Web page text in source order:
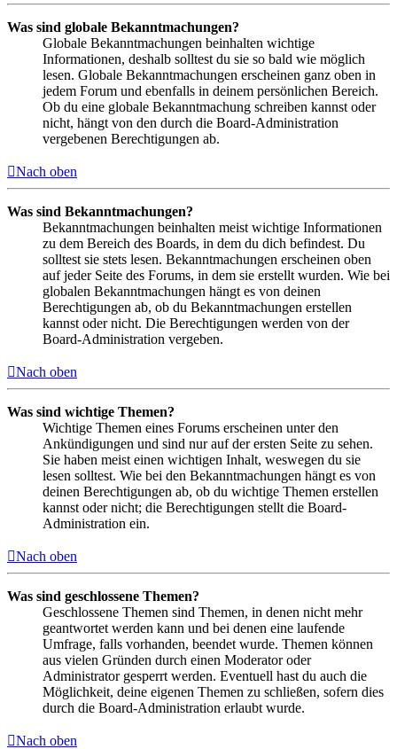
Was sind globale Bekanntmachungen?
Globale Bekanntmachungen beinhalten wichtige
Informationen, deshalb solltest du sie so bald wie möglich
lesen. Globale Bekanntmachungen erscheinen ganz oben in
jedem Forum und ebenfalls in deinem persönlichen Bereich.
Ob du eine globale Bekanntmachung schreiben kannst oder
nicht, hängt von den durch die Board-Administration
vergebenen Berechtigungen ab.
Nach oben
Was sind Bekanntmachungen?
Bekanntmachungen beinhalten meist wichtige Informationen
zu dem Bereich des Boards, in dem du dich befindest. Du
solltest sie stets lesen. Bekanntmachungen erscheinen oben
auf jeder Seite des Forums, in dem sie erstellt wurden. Wie bei
globalen Bekanntmachungen hängt es von deinen
Berechtigungen ab, ob du Bekanntmachungen erstellen
kannst oder nicht. Die Berechtigungen werden von der
Board-Administration vergeben.
Nach oben
Was sind wichtige Themen?
Wichtige Themen eines Forums erscheinen unter den
Ankündigungen und sind nur auf der ersten Seite zu sehen.
Sie haben meist einen wichtigen Inhalt, weswegen du sie
lesen solltest. Wie bei den Bekanntmachungen hängt es von
deinen Berechtigungen ab, ob du wichtige Themen erstellen
kannst oder nicht; die Berechtigungen stellt die Board-
Administration ein.
Nach oben
Was sind geschlossene Themen?
Geschlossene Themen sind Themen, in denen nicht mehr
geantwortet werden kann und bei denen eine laufende
Umfrage, falls vorhanden, beendet wurde. Themen können
aus vielen Gründen durch einen Moderator oder
Administrator gesperrt werden. Eventuell hast du auch die
Möglichkeit, deine eigenen Themen zu schließen, sofern dies
durch die Board-Administration erlaubt wurde.
Nach oben